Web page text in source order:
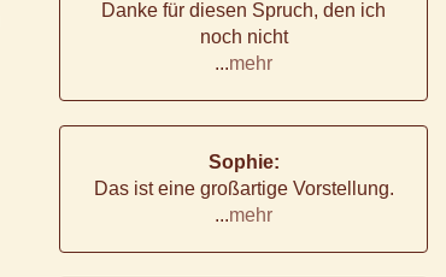
Danke für diesen Spruch, den ich
noch nicht
...mehr
Sophie:
Das ist eine großartige Vorstellung.
...mehr